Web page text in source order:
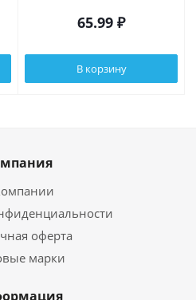
65.99 ₽
В корзину
оферта
марки